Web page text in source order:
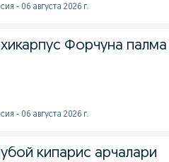
- 06 августа 2026 г.
Форчуна палма
- 06 августа 2026 г.
кипарис арчалари